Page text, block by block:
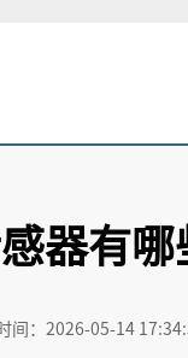
器有哪
间：2026-05-14